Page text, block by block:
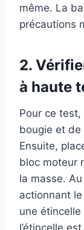
même. La
précautions
2.
à haute
Pour ce
bougie et de
Ensuite,
bloc moteur
la masse.
actionnant
une